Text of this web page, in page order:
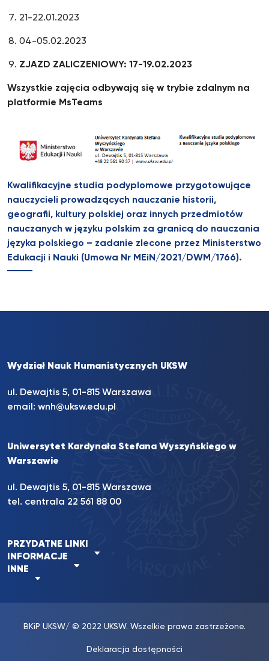
21-22.01.2023
04-05.02.2023
ZJAZD ZALICZENIOWY: 17-19.02.2023
Wszystkie zajęcia odbywają się w trybie zdalnym na
platformie MsTeams
Kwalifikacyjne studia podyplomowe przygotowujące
nauczycieli prowadzących nauczanie historii,
geografii, kultury polskiej oraz innych przedmiotów
nauczanych w języku polskim za granicą do nauczania
języka polskiego – zadanie zlecone przez Ministerstwo
Edukacji i Nauki (Umowa Nr MEiN/2021/DWM/1766).
Wydział Nauk Humanistycznych UKSW
ul. Dewajtis 5, 01-815 Warszawa
email: wnh@uksw.edu.pl
Uniwersytet Kardynała Stefana Wyszyńskiego w
Warszawie
ul. Dewajtis 5, 01-815 Warszawa
tel. centrala 22 561 88 00
PRZYDATNE LINKI
INFORMACJE
INNE
BKiP UKSW/ © 2022 UKSW. Wszelkie prawa zastrzeżone.
Deklaracja dostępności